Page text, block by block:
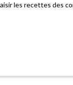
les recettes des